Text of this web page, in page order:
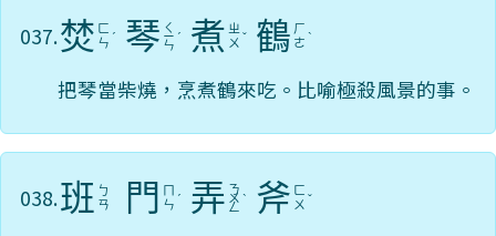
037.焚 ㄈ
ㄣ ˊ 琴 ㄑ
ㄧ
ㄣ
ˊ 煮 ㄓ
ㄨ ˇ 鶴 ㄏ
ㄜ ˋ
把琴當柴燒，烹煮鶴來吃。比喻極殺風景的事。
038.班 ㄅ
ㄢ
門
ㄣ ˊ 弄 ㄋ
ㄨ
ㄥ
ˋ 斧 ㄈ
ㄨ ˇ